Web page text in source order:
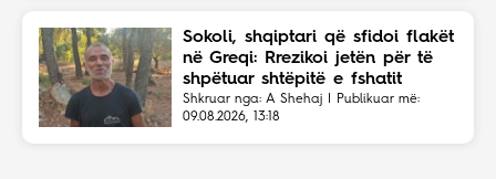
Sokoli, shqiptari që sfidoi flakët
në Greqi: Rrezikoi jetën për të
shpëtuar shtëpitë e fshatit
Shkruar nga: A Shehaj | Publikuar më:
09.08.2026, 13:18